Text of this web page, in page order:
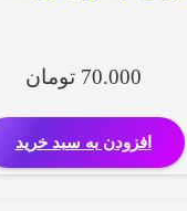
70.000 تومان
افزودن به سبد خرید